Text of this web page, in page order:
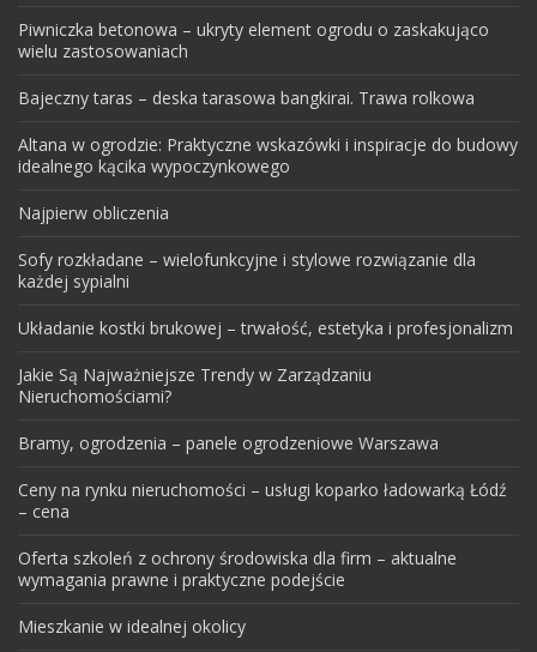
Piwniczka betonowa – ukryty element ogrodu o zaskakująco
wielu zastosowaniach
Bajeczny taras – deska tarasowa bangkirai. Trawa rolkowa
Altana w ogrodzie: Praktyczne wskazówki i inspiracje do budowy
idealnego kącika wypoczynkowego
Najpierw obliczenia
Sofy rozkładane – wielofunkcyjne i stylowe rozwiązanie dla
każdej sypialni
Układanie kostki brukowej – trwałość, estetyka i profesjonalizm
Jakie Są Najważniejsze Trendy w Zarządzaniu
Nieruchomościami?
Bramy, ogrodzenia – panele ogrodzeniowe Warszawa
Ceny na rynku nieruchomości – usługi koparko ładowarką Łódź
– cena
Oferta szkoleń z ochrony środowiska dla firm – aktualne
wymagania prawne i praktyczne podejście
Mieszkanie w idealnej okolicy